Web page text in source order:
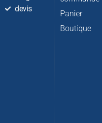
devis
Panier
Boutique